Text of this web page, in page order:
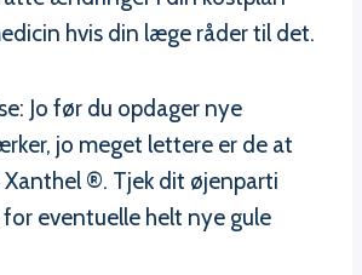
hvis din læge råder til det.
Jo før du opdager nye
jo meget lettere er de at
®. Tjek dit øjenparti
eventuelle helt nye gule